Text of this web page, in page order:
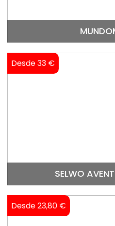
Desde 33 €
SELWO
Desde 23,80 €